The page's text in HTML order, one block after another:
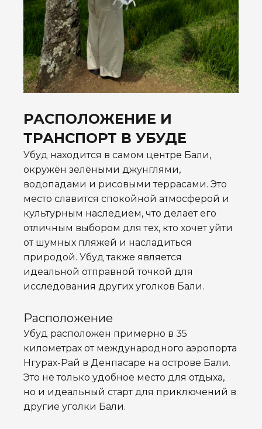
РАСПОЛОЖЕНИЕ И
ТРАНСПОРТ В УБУДЕ
Убуд находится в самом центре Бали,
окружён зелёными джунглями,
водопадами и рисовыми террасами. Это
место славится спокойной атмосферой и
культурным наследием, что делает его
отличным выбором для тех, кто хочет уйти
от шумных пляжей и насладиться
природой. Убуд также является
идеальной отправной точкой для
исследования других уголков Бали.
Расположение
Убуд расположен примерно в 35
километрах от международного аэропорта
Нгурах-Рай в Денпасаре на острове Бали.
Это не только удобное место для отдыха,
но и идеальный старт для приключений в
другие уголки Бали.